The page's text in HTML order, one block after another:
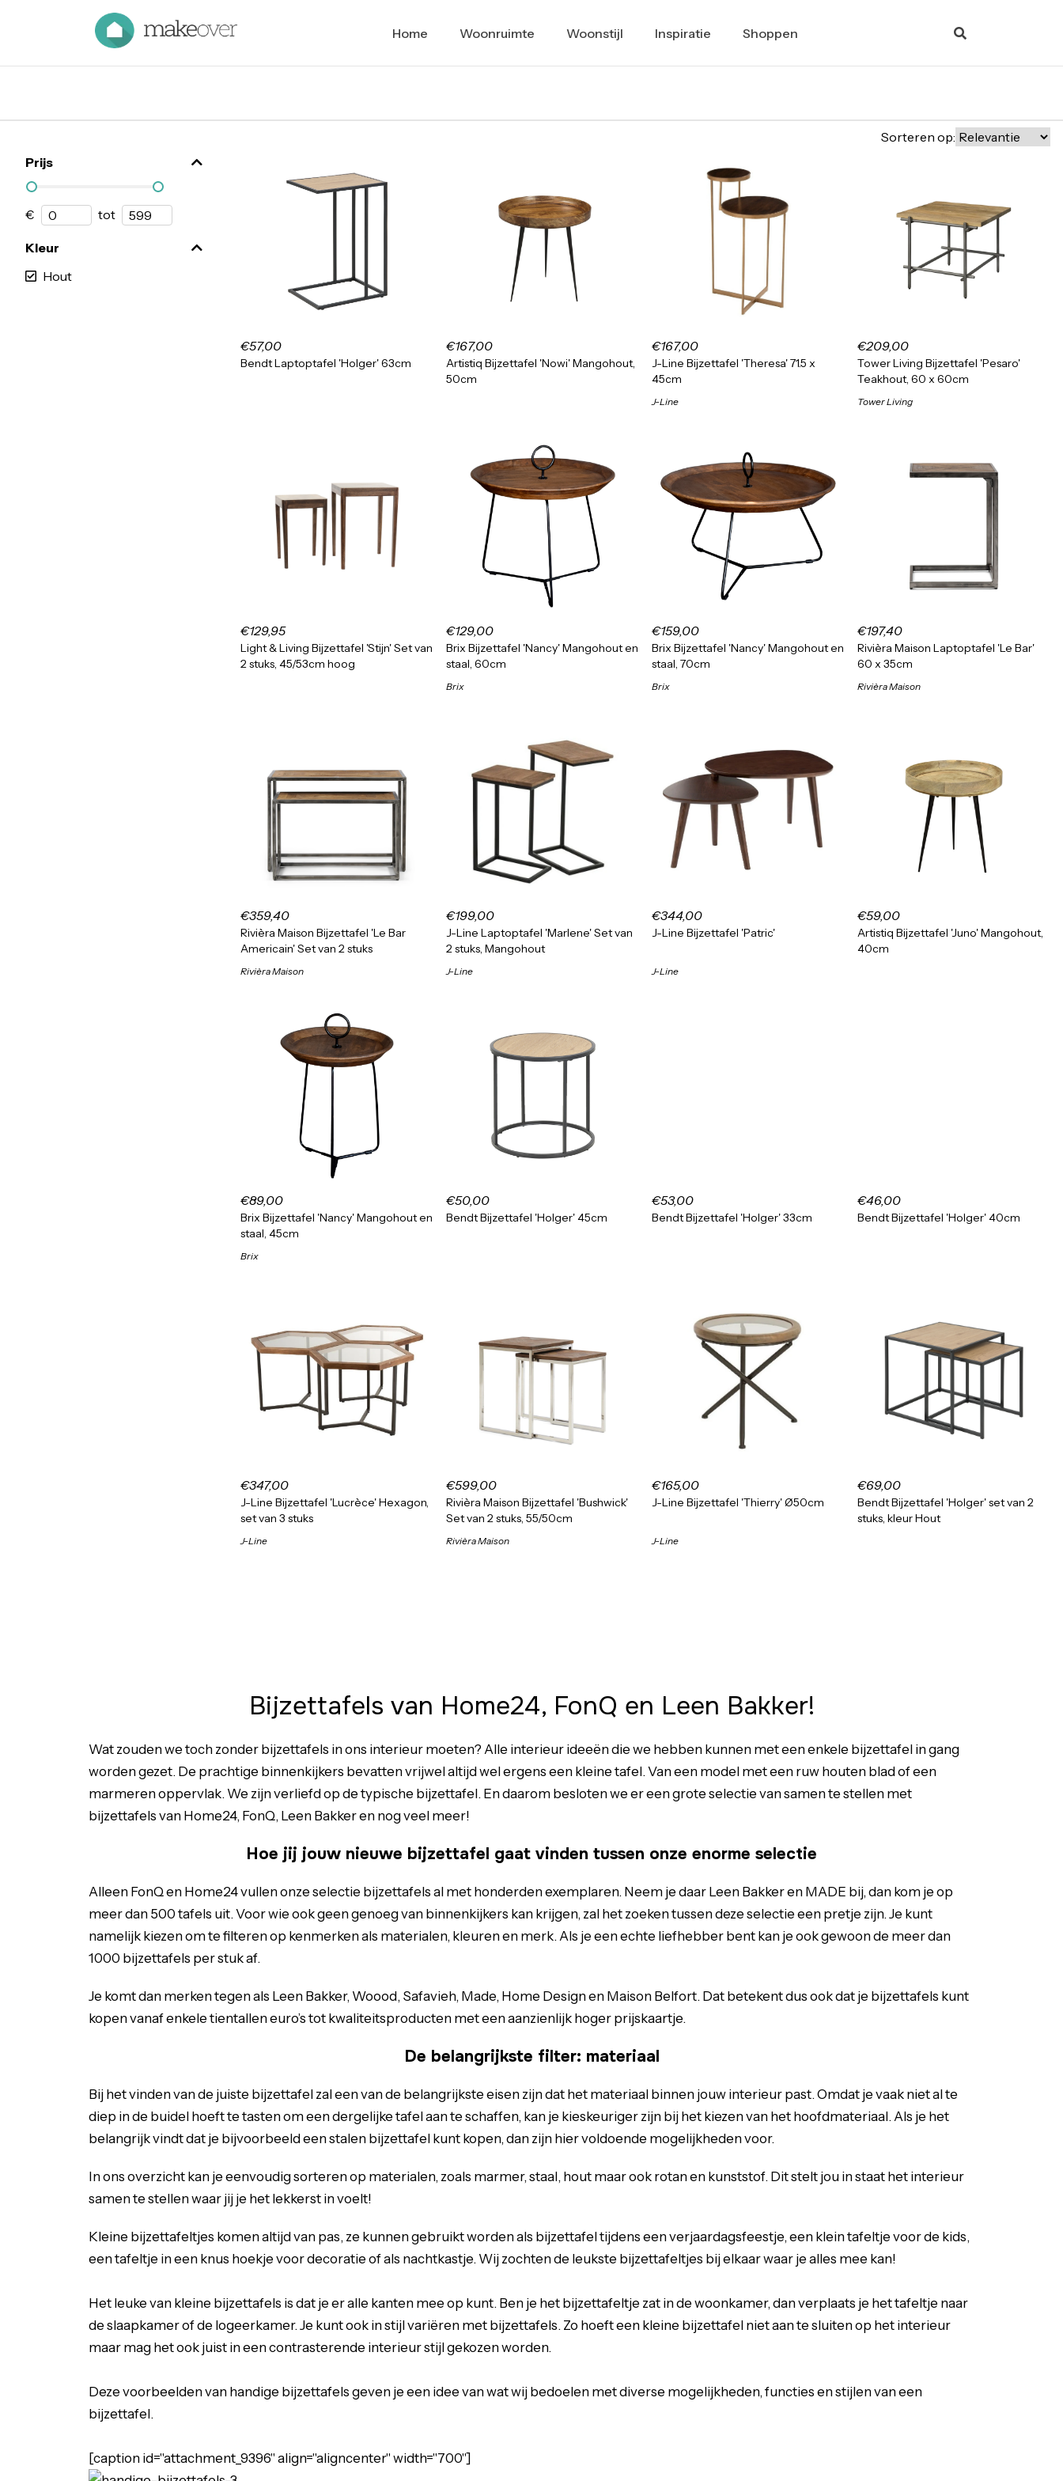
Home Woonruimte Woonstijl Inspiratie Shoppen
Prijs
€ tot
Kleur
Hout
Sorteren op:
€57,00
Bendt Laptoptafel 'Holger' 63cm
€167,00
Artistiq Bijzettafel 'Nowi' Mangohout,
50cm
€167,00
J-Line Bijzettafel 'Theresa' 71.5 x
45cm
J-Line
€209,00
Tower Living Bijzettafel 'Pesaro'
Teakhout, 60 x 60cm
Tower Living
€129,95
Light & Living Bijzettafel 'Stijn' Set van
2 stuks, 45/53cm hoog
€129,00
Brix Bijzettafel 'Nancy' Mangohout en
staal, 60cm
Brix
€159,00
Brix Bijzettafel 'Nancy' Mangohout en
staal, 70cm
Brix
€197,40
Rivièra Maison Laptoptafel 'Le Bar'
60 x 35cm
Rivièra Maison
€359,40
Rivièra Maison Bijzettafel 'Le Bar
Americain' Set van 2 stuks
Rivièra Maison
€199,00
J-Line Laptoptafel 'Marlene' Set van
2 stuks, Mangohout
J-Line
€344,00
J-Line Bijzettafel 'Patric'
J-Line
€59,00
Artistiq Bijzettafel 'Juno' Mangohout,
40cm
€89,00
Brix Bijzettafel 'Nancy' Mangohout en
staal, 45cm
Brix
€50,00
Bendt Bijzettafel 'Holger' 45cm
€53,00
Bendt Bijzettafel 'Holger' 33cm
€46,00
Bendt Bijzettafel 'Holger' 40cm
€347,00
J-Line Bijzettafel 'Lucrèce' Hexagon,
set van 3 stuks
J-Line
€599,00
Rivièra Maison Bijzettafel 'Bushwick'
Set van 2 stuks, 55/50cm
Rivièra Maison
€165,00
J-Line Bijzettafel 'Thierry' Ø50cm
J-Line
€69,00
Bendt Bijzettafel 'Holger' set van 2
stuks, kleur Hout
Bijzettafels van Home24, FonQ en Leen Bakker!
Wat zouden we toch zonder bijzettafels in ons interieur moeten? Alle interieur ideeëndie we hebben kunnen met een enkele bijzettafel in gang
worden gezet. De prachtige binnenkijkers bevatten vrijwel altijd wel ergens een kleine tafel. Van een model met een ruw houten blad of een
marmeren oppervlak. We zijn verliefd op de typische bijzettafel. En daarom besloten we er een grote selectie van samen te stellen met
bijzettafels van Home24, FonQ, Leen Bakker en nog veel meer!
Hoe jij jouw nieuwe bijzettafel gaat vinden tussen onze enorme selectie
Alleen FonQ en Home24 vullen onze selectie bijzettafels al met honderden exemplaren. Neem je daar Leen Bakker en MADE bij, dan kom je op
meer dan 500 tafels uit. Voor wie ook geen genoeg van binnenkijkers kan krijgen, zal het zoeken tussen deze selectie een pretje zijn. Je kunt
namelijk kiezen om te filteren op kenmerken als materialen, kleuren en merk. Als je een echte liefhebber bent kan je ook gewoon de meer dan
1000 bijzettafels per stuk af.
Je komt dan merken tegen als Leen Bakker, Woood, Safavieh, Made, Home Design en Maison Belfort. Dat betekent dus ook dat je bijzettafels kunt
kopen vanaf enkele tientallen euro’s tot kwaliteitsproducten met een aanzienlijk hoger prijskaartje.
De belangrijkste filter: materiaal
Bij het vinden van de juiste bijzettafel zal een van de belangrijkste eisen zijn dat het materiaal binnen jouw interieur past. Omdat je vaak niet al te
diep in de buidel hoeft te tasten om een dergelijke tafelaan te schaffen, kan je kieskeuriger zijn bij het kiezen van het hoofdmateriaal. Als je het
belangrijk vindt dat je bijvoorbeeld een stalen bijzettafel kunt kopen, dan zijn hier voldoende mogelijkheden voor.
In ons overzicht kan je eenvoudig sorteren op materialen, zoals marmer, staal, hout maar ook rotan en kunststof. Dit stelt jou in staat het interieur
samen te stellen waar jij je het lekkerst in voelt!
Kleine bijzettafeltjes komen altijd van pas, ze kunnen gebruikt worden als bijzettafel tijdens een verjaardagsfeestje, een klein tafeltje voor de kids,
een tafeltje in een knus hoekje voor decoratie of als nachtkastje. Wij zochten de leukste bijzettafeltjes bij elkaar waar je alles mee kan!
Het leuke van kleine bijzettafels is dat je er alle kanten mee op kunt. Ben je het bijzettafeltje zat in de woonkamer, dan verplaats je het tafeltje naar
de slaapkamer of de logeerkamer. Je kunt ook in stijl variëren met bijzettafels. Zo hoeft een kleine bijzettafel niet aan te sluiten op het interieur
maar mag het ook juist in een contrasterende interieur stijl gekozen worden.
Deze voorbeelden van handige bijzettafels geven je een idee van wat wij bedoelen met diverse mogelijkheden, functies en stijlen van een
bijzettafel.
[caption id="attachment_9396" align="aligncenter" width="700"]